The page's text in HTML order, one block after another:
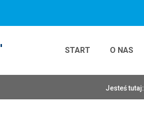
START O NAS
Jesteś tutaj: